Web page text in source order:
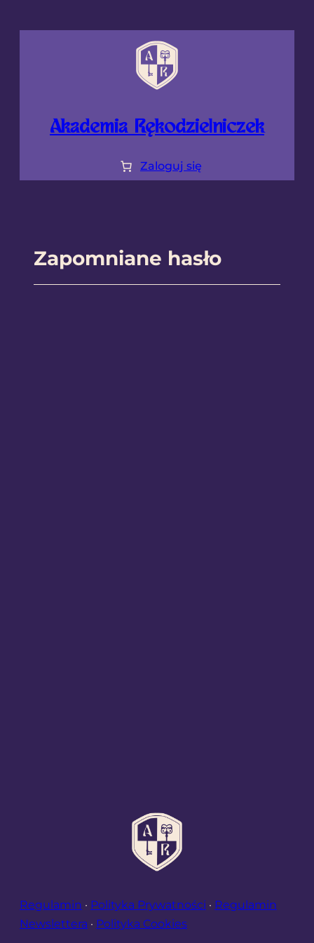
Akademia Rękodzielniczek
Zaloguj się
Zapomniane hasło
Regulamin · Polityka Prywatności · Regulamin
Newslettera · Polityka Cookies